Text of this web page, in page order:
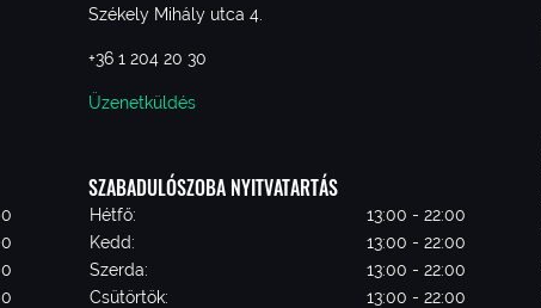
Székely Mihály utca 4.
+36 1 204 20 30
Üzenetküldés
SZABADULÓSZOBA NYITVATARTÁS
Hétfő:
13:00 - 22:00
Kedd:
13:00 - 22:00
Szerda:
13:00 - 22:00
Csütörtök:
13:00 - 22:00